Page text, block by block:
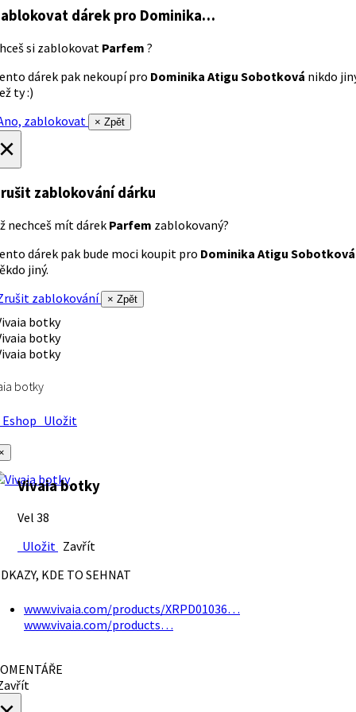
dárek pro Dominika…
si zablokovat Parfem ?
dárek pak nekoupí pro Dominika Atigu Sobotková nikdo
ty :)
zablokovat
× Zpět
zablokování dárku
nechceš mít dárek Parfem zablokovaný?
dárek pak bude moci koupit pro Dominika Atigu Sobotková
jiný.
zablokování
× Zpět
botky
Uložit
Vivaia botky
Vel 38
Uložit Zavřít
KDE TO SEHNAT
www.vivaia.com/products/XRPD01036…
www.vivaia.com/products…